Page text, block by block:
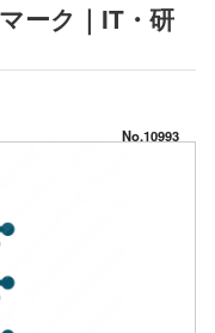
ーク｜IT・研
No.10993